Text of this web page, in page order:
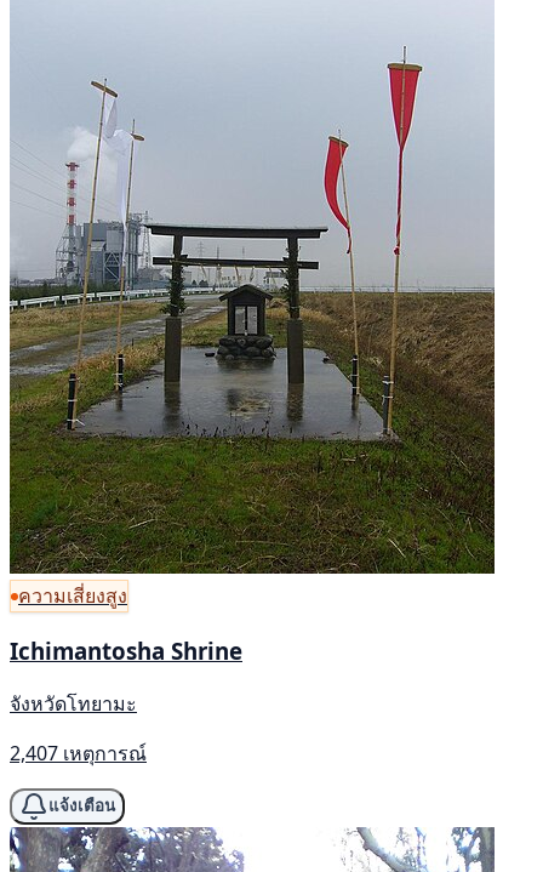
ความเสี่ยงสูง
Ichimantosha Shrine
จังหวัดโทยามะ
2,407 เหตุการณ์
แจ้งเตือน